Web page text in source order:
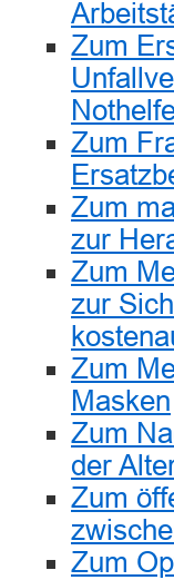
Zum
Zum
Zum
zur
Zum
zur
Zum
Masken
Zum
der
Zum
Zum